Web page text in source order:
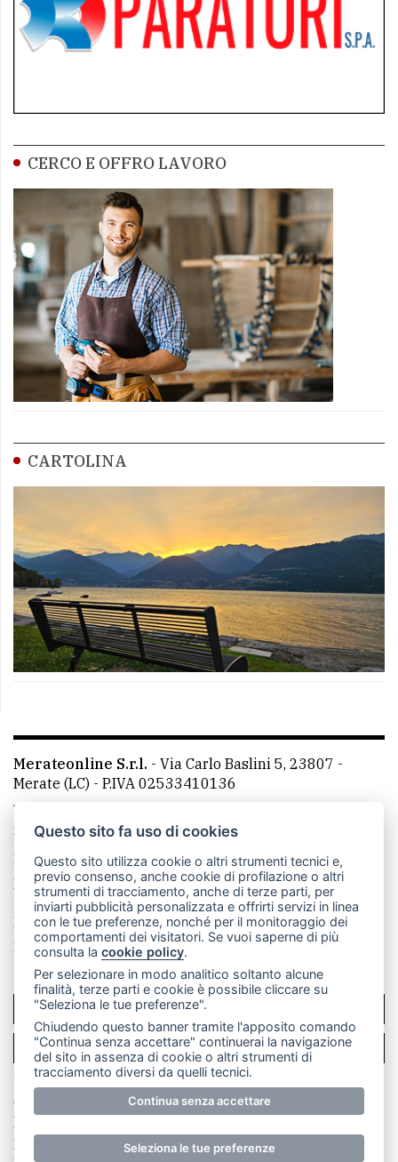
CERCO E OFFRO LAVORO
CARTOLINA
Merateonline S.r.l. - Via Carlo Baslini 5, 23807 -
Merate (LC) - P.IVA 02533410136
Telefono:
mail: redazione@leccoonline.com
La redazione
MerateOnline CasateOnline
RSS
Made by VIP
Privacy policy
Cookie policy
Rivedi le tue scelte sui cookie
SCRIVICI
PER LA TUA PUBBLICITÀ
© Copyright Merateonline S.r.l. - Tutti i diritti riservati.
E' proibita la riproduzione e pubblicazione anche
parziale di testi, articoli e immagini senza la
Questo sito fa uso di cookies
Questo sito utilizza cookie o altri strumenti tecnici e,
previo consenso, anche cookie di profilazione o altri
strumenti di tracciamento, anche di terze parti, per
inviarti pubblicità personalizzata e offrirti servizi in linea
con le tue preferenze, nonché per il monitoraggio dei
comportamenti dei visitatori. Se vuoi saperne di più
consulta lacookie policy.
Per selezionare in modo analitico soltanto alcune
finalità, terze parti e cookie è possibile cliccare su
"Seleziona le tue preferenze".
Chiudendo questo banner tramite l'apposito comando
"Continua senza accettare" continuerai la navigazione
del sito in assenza di cookie o altri strumenti di
tracciamento diversi da quelli tecnici.
Continua senza accettare
Seleziona le tue preferenze